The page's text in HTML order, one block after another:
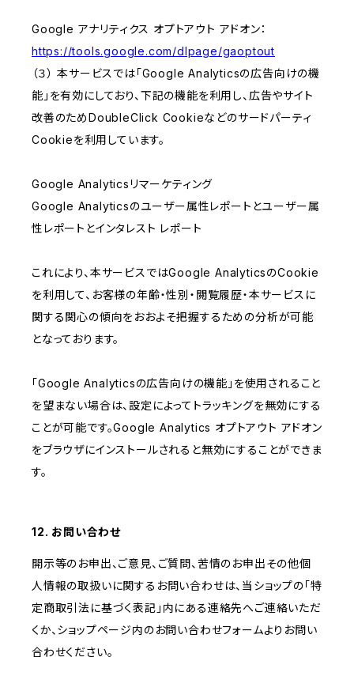
Google アナリティクス オプトアウト アドオン：
https://tools.google.com/dlpage/gaoptout
（３） 本サービスでは「Google Analyticsの広告向けの機
能」を有効にしており、下記の機能を利用し、広告やサイト
改善のためDoubleClick Cookieなどのサードパーティ
Cookieを利用しています。
Google Analyticsリマーケティング
Google Analyticsのユーザー属性レポートとユーザー属
性レポートとインタレスト レポート
これにより、本サービスではGoogle AnalyticsのCookie
を利用して、お客様の年齢・性別・閲覧履歴・本サービスに
関する関心の傾向をおおよそ把握するための分析が可能
となっております。
「Google Analyticsの広告向けの機能」を使用されること
を望まない場合は、設定によってトラッキングを無効にする
ことが可能です。Google Analytics オプトアウト アドオン
をブラウザにインストールされると無効にすることができま
す。
12. お問い合わせ
開示等のお申出、ご意見、ご質問、苦情のお申出その他個
人情報の取扱いに関するお問い合わせは、当ショップの「特
定商取引法に基づく表記」内にある連絡先へご連絡いただ
くか、ショップページ内のお問い合わせフォームよりお問い
合わせください。